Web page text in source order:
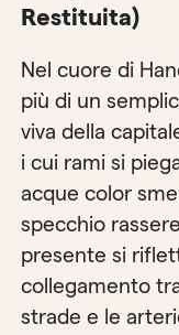
Restituita)
Nel cuore di
più di un
viva della
i cui rami si
acque color
specchio
presente si
collegamento
strade e le